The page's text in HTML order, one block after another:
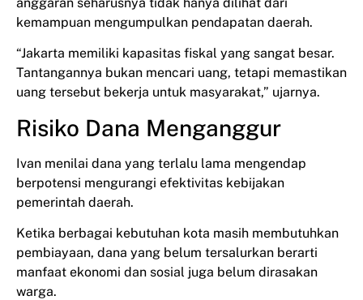
kemampuan mengumpulkan pendapatan daerah.
“Jakarta memiliki kapasitas fiskal yang sangat besar.
Tantangannya bukan mencari uang, tetapi memastikan
uang tersebut bekerja untuk masyarakat,” ujarnya.
Risiko Dana Menganggur
Ivan menilai dana yang terlalu lama mengendap
berpotensi mengurangi efektivitas kebijakan
pemerintah daerah.
Ketika berbagai kebutuhan kota masih membutuhkan
pembiayaan, dana yang belum tersalurkan berarti
manfaat ekonomi dan sosial juga belum dirasakan
warga.